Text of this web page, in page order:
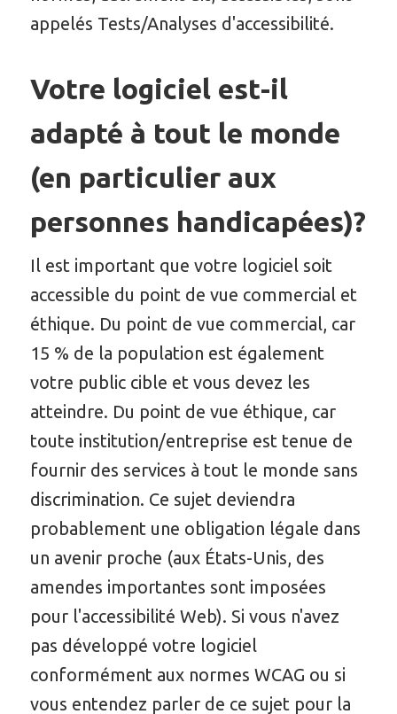
appelés Tests/Analyses d'accessibilité.
Votre logiciel est-il
adapté à tout le monde
(en particulier aux
personnes handicapées)?
Il est important que votre logiciel soit
accessible du point de vue commercial et
éthique. Du point de vue commercial, car
15 % de la population est également
votre public cible et vous devez les
atteindre. Du point de vue éthique, car
toute institution/entreprise est tenue de
fournir des services à tout le monde sans
discrimination. Ce sujet deviendra
probablement une obligation légale dans
un avenir proche (aux États-Unis, des
amendes importantes sont imposées
pour l'accessibilité Web). Si vous n'avez
pas développé votre logiciel
conformément aux normes WCAG ou si
vous entendez parler de ce sujet pour la